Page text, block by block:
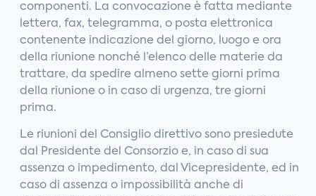
componenti. La convocazione è fatta mediante
lettera, fax, telegramma, o posta elettronica
contenente indicazione del giorno, luogo e ora
della riunione nonché l’elenco delle materie da
trattare, da spedire almeno sette giorni prima
della riunione o in caso di urgenza, tre giorni
prima.
Le riunioni del Consiglio direttivo sono presiedute
dal Presidente del Consorzio e, in caso di sua
assenza o impedimento, dal Vicepresidente, ed in
caso di assenza o impossibilità anche di